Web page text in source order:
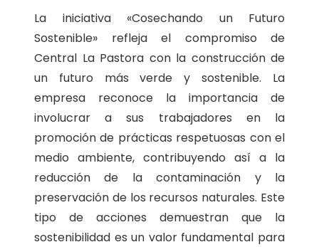
La iniciativa «Cosechando un Futuro
Sostenible» refleja el compromiso de
Central La Pastora con la construcción de
un futuro más verde y sostenible. La
empresa reconoce la importancia de
involucrar a sus trabajadores en la
promoción de prácticas respetuosas con el
medio ambiente, contribuyendo así a la
reducción de la contaminación y la
preservación de los recursos naturales. Este
tipo de acciones demuestran que la
sostenibilidad es un valor fundamental para